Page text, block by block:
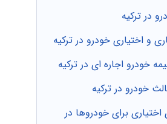
در ترکیه
و اختیاری خودرو در ترکیه
خودرو اجاره ای در ترکیه
خودرو در ترکیه
اختیاری برای خودروها در